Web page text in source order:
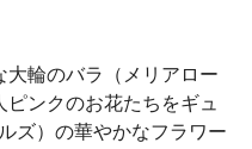
輪のバラ（メリアロー
ンクのお花たちをギュ
ズ）の華やかなフラワー